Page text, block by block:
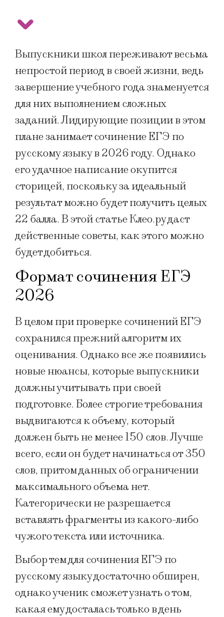
Выпускники школ переживают весьма
непростой период в своей жизни, ведь
завершение учебного года знаменуется
для них выполнением сложных
заданий. Лидирующие позиции в этом
плане занимает сочинение ЕГЭ по
русскому языку в 2026 году. Однако
его удачное написание окупится
сторицей, поскольку за идеальный
результат можно будет получить целых
22 балла. В этой статье Клео.ру даст
действенные советы, как этого можно
будет добиться.
Формат сочинения ЕГЭ
2026
В целом при проверке сочинений ЕГЭ
сохранился прежний алгоритм их
оценивания. Однако все же появились
новые нюансы, которые выпускники
должны учитывать при своей
подготовке. Более строгие требования
выдвигаются к объему, который
должен быть не менее 150 слов. Лучше
всего, если он будет начинаться от 350
слов, притом данных об ограничении
максимального объема нет.
Категорически не разрешается
вставлять фрагменты из какого-либо
чужого текста или источника.
Выбор тем для сочинения ЕГЭ по
русскому языку достаточно обширен,
однако ученик сможет узнать о том,
какая ему досталась только в день